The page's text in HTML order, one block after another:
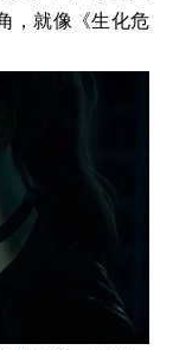
，就像《生化危